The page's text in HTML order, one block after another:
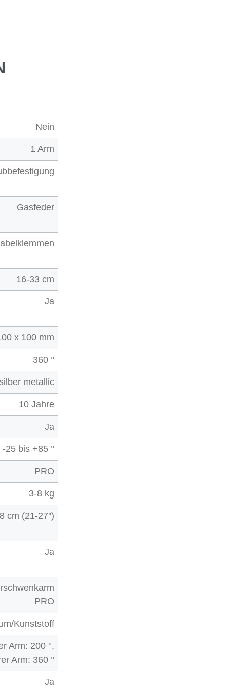
Nein
1 Arm
Gasfeder
16-33 cm
Ja
x 100 mm
360 °
metallic
10 Jahre
Ja
-25 bis +85 °
PRO
3-8 kg
cm (21-27'')
Ja
PRO
Kunststoff
Arm: 200 °,
Arm: 360 °
Ja